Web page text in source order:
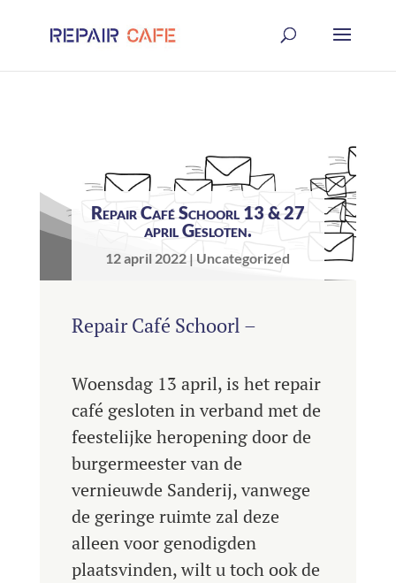
Repair Café Schoorl 13 & 27
april Gesloten.
12 april 2022 Uncategorized
Repair Café Schoorl –
Woensdag 13 april, is het repair
café gesloten in verband met de
feestelijke heropening door de
burgermeester van de
vernieuwde Sanderij, vanwege
de geringe ruimte zal deze
alleen voor genodigden
plaatsvinden, wilt u toch ook de